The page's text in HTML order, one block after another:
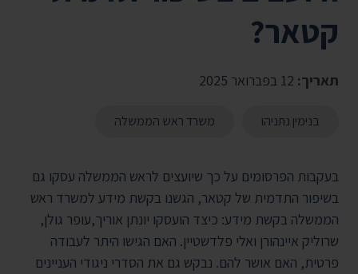
קטאר?
תאריך:
בנימין נתניהו משרד ראש הממשלה
בעקבות הפרסומים על כך שיועצים לראש הממשלה עסקו גם
בשיפור התדמית של קטאר, הגשנו בקשת מידע למשרד ראש
הממשלה בקשת מידע: כיצד הועסקו יונתן אוריך,עופר גולן,
שרוליק איינהורן ואלי פלדשטיין. האם הגישו היתר לעבודה
פרטית, האם אושר להם. נבקש גם את הסדרי ניגודי העניינים